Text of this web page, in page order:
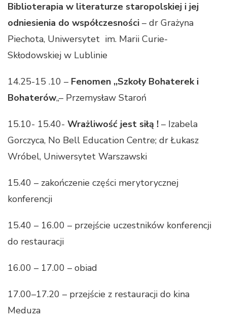
Biblioterapia w literaturze staropolskiej i jej
odniesienia do współczesności – dr Grażyna
Piechota, Uniwersytet im. Marii Curie-
Skłodowskiej w Lublinie
14.25-15 .10 – Fenomen ,,Szkoły Bohaterek i
Bohaterów„– Przemysław Staroń
15.10- 15.40- Wrażliwość jest siłą ! – Izabela
Gorczyca, No Bell Education Centre; dr Łukasz
Wróbel, Uniwersytet Warszawski
15.40 – zakończenie części merytorycznej
konferencji
15.40 – 16.00 – przejście uczestników konferencji
do restauracji
16.00 – 17.00 – obiad
17.00–17.20 – przejście z restauracji do kina
Meduza